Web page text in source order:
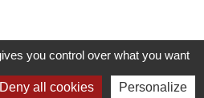
you control over what you want
Deny all cookies Personalize